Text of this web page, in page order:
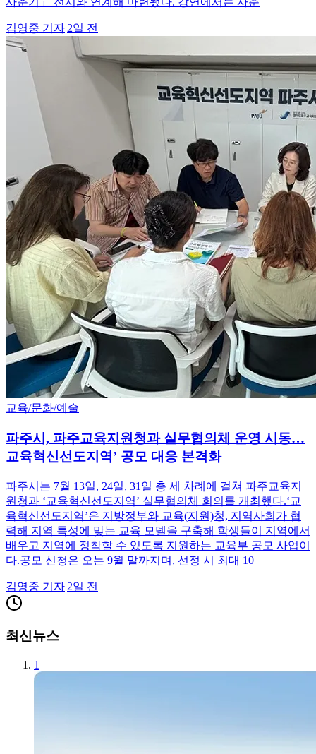
김영중 기자|2일 전
교육/문화/예술
파주시, 파주교육지원청과 실무협의체 운영 시동…
교육혁신선도지역’ 공모 대응 본격화
파주시는 7월 13일, 24일, 31일 총 세 차례에 걸쳐 파주교육지
원청과 ‘교육혁신선도지역’ 실무협의체 회의를 개최했다.‘교
육혁신선도지역’은 지방정부와 교육(지원)청, 지역사회가 협
력해 지역 특성에 맞는 교육 모델을 구축해 학생들이 지역에서
배우고 지역에 정착할 수 있도록 지원하는 교육부 공모 사업이
다.공모 신청은 오는 9월 말까지며, 선정 시 최대 10
김영중 기자|2일 전
최신뉴스
1